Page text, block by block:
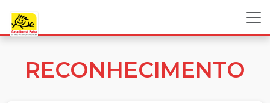
RECONHECIMENTO